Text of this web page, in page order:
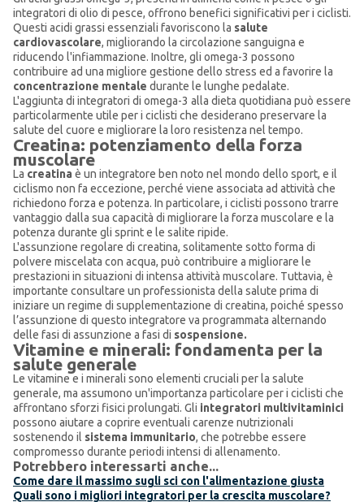
integratori di olio di pesce, offrono benefici significativi per i ciclisti.
Questi acidi grassi essenziali favoriscono la salute
cardiovascolare, migliorando la circolazione sanguigna e
riducendo l'infiammazione. Inoltre, gli omega-3 possono
contribuire ad una migliore gestione dello stress ed a favorire la
concentrazione mentale durante le lunghe pedalate.
L'aggiunta di integratori di omega-3 alla dieta quotidiana può essere
particolarmente utile per i ciclisti che desiderano preservare la
salute del cuore e migliorare la loro resistenza nel tempo.
Creatina: potenziamento della forza
muscolare
La creatina è un integratore ben noto nel mondo dello sport, e il
ciclismo non fa eccezione, perché viene associata ad attività che
richiedono forza e potenza. In particolare, i ciclisti possono trarre
vantaggio dalla sua capacità di migliorare la forza muscolare e la
potenza durante gli sprint e le salite ripide.
L'assunzione regolare di creatina, solitamente sotto forma di
polvere miscelata con acqua, può contribuire a migliorare le
prestazioni in situazioni di intensa attività muscolare. Tuttavia, è
importante consultare un professionista della salute prima di
iniziare un regime di supplementazione di creatina, poiché spesso
l’assunzione di questo integratore va programmata alternando
delle fasi di assunzione a fasi di sospensione.
Vitamine e minerali: fondamenta per la
salute generale
Le vitamine e i minerali sono elementi cruciali per la salute
generale, ma assumono un'importanza particolare per i ciclisti che
affrontano sforzi fisici prolungati. Gli integratori multivitaminici
possono aiutare a coprire eventuali carenze nutrizionali
sostenendo il sistema immunitario, che potrebbe essere
compromesso durante periodi intensi di allenamento.
Potrebbero interessarti anche...
Come dare il massimo sugli sci con l'alimentazione giusta
Quali sono i migliori integratori per la crescita muscolare?